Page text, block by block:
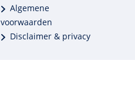
Algemene
voorwaarden
Disclaimer & privacy